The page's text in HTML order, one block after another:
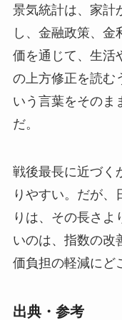
景気統計は、家計
し、金融政策、金
価を通じて、生活
の上方修正を読む
いう言葉をそのま
だ。
戦後最長に近づく
りやすい。だが
りは、その長さよ
いのは、指数の改
価負担の軽減にど
出典・参考